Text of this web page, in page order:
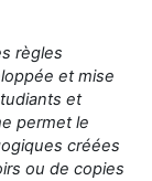
règles
et mise
et
permet le
créées
ou de copies